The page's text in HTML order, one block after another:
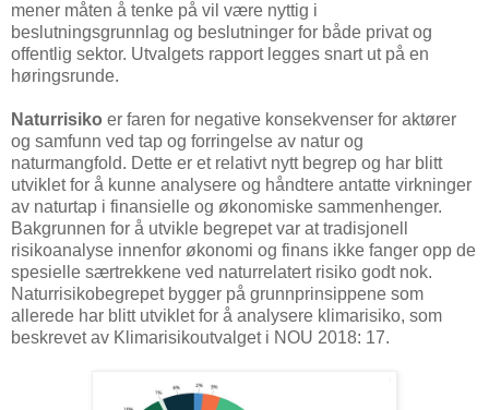
mener måten å tenke på vil være nyttig i
beslutningsgrunnlag og beslutninger for både privat og
offentlig sektor. Utvalgets rapport legges snart ut på en
høringsrunde.
Naturrisiko er faren for negative konsekvenser for aktører
og samfunn ved tap og forringelse av natur og
naturmangfold. Dette er et relativt nytt begrep og har blitt
utviklet for å kunne analysere og håndtere antatte virkninger
av naturtap i finansielle og økonomiske sammenhenger.
Bakgrunnen for å utvikle begrepet var at tradisjonell
risikoanalyse innenfor økonomi og finans ikke fanger opp de
spesielle særtrekkene ved naturrelatert risiko godt nok.
Naturrisikobegrepet bygger på grunnprinsippene som
allerede har blitt utviklet for å analysere klimarisiko, som
beskrevet av Klimarisikoutvalget i NOU 2018: 17.